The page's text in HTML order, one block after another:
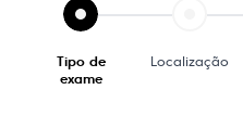
Tipo de
exame
Localização